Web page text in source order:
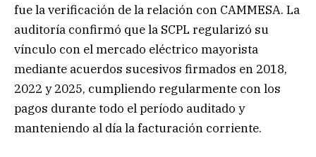
fue la verificación de la relación con CAMMESA. La
auditoría confirmó que la SCPL regularizó su
vínculo con el mercado eléctrico mayorista
mediante acuerdos sucesivos firmados en 2018,
2022 y 2025, cumpliendo regularmente con los
pagos durante todo el período auditado y
manteniendo al día la facturación corriente.